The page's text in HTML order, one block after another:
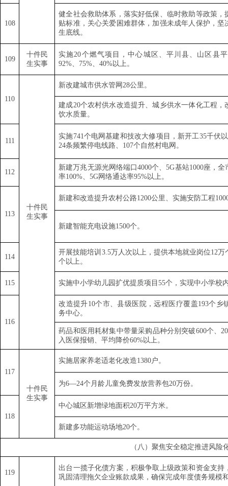
108
健全社会救助体系，落实好低保、临时救助等政策，
贴标准，关心关爱困难群体，加强未成年人保护，坚
生底线。
109
十件民
生实事
实施20个燃气项目，中心城区、平川县、山区县
92%、 75%、40%以上。
110
十件民
生实事
新改建城市供水管网28公里。
建成20个农村供水改造提升、城乡供水一体化工程，
饮水质量。
111
实施741个电网基建和技改大修项目，新开工35千伏
24条频繁停电线路、 107个自然村电网。
112
新建万兆无源光网络端口4000个、5G基站1000座，全
率100%、5G网络通达率95%以上。
113
新建和改造提升农村公路1200公里、实施安防工程
新建智能充电设施1500个。
114
开展技能培训 3.5万人次以上，提供本地就业岗位12万
个以上。
115 实施中小学幼儿园扩优提质项目55个，实现中小学校
116
改造提升10个市、县级医院，远程医疗覆盖193个乡
务中心。
药品和医用耗材集中带量采购品种分别突破600个、20
入医保报销、平均降价60%以上。
117
十件民
生实事
实施居家养老适老化改造1380户。
为6—24个月龄儿童免费发放营养包20万份。
118
中心城区新增绿地面积20万平方米。
新建多功能运动场地20个。
（八）聚焦安全稳定推进风
119
出台一揽子化债方案，积极争取上级政策和资金支持
巩固清理拖欠企业账款成果，确保完成年度债务规模